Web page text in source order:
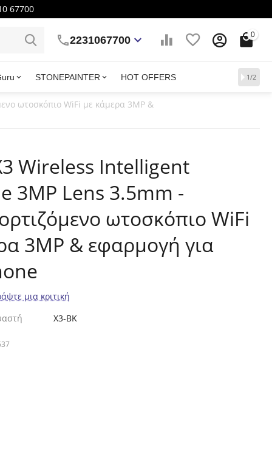
67700
2231067700 0
STONEPAINTER HOT OFFERS 1/2
ωτοσκόπιο WiFi με κάμερα 3MP &
Wireless Intelligent
3MP Lens 3.5mm -
ωτοσκόπιο WiFi
3MP & εφαρμογή για
μια κριτική
X3-BK